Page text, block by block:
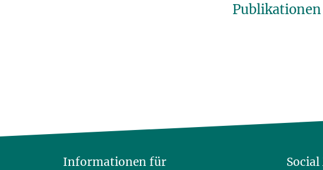
Publikationen
Informationen für Social